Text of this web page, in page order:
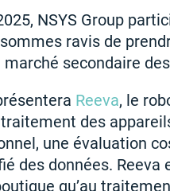
NSYS Group
ravis de
secondaire
Reeva, le
des
une évaluation
des données.
qu’au